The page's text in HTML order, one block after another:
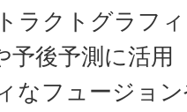
ラクトグラフ
予後予測に活用
なフュージョ